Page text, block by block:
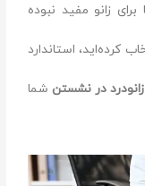
زانو مفید نبوده
کرده‌اید، استاندارد
در نشستن شما